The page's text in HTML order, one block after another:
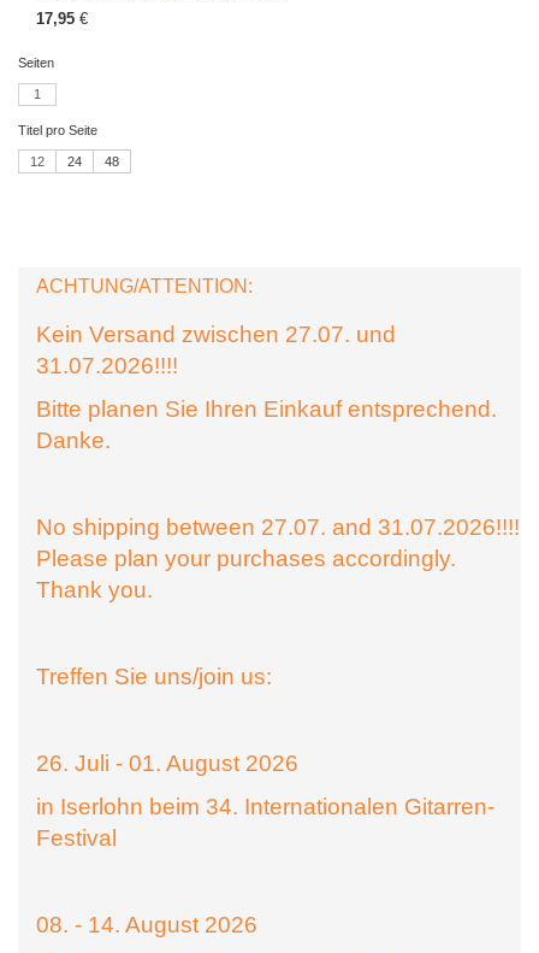
17,95 €
Seiten
1
Titel pro Seite
12 24 48
ACHTUNG/ATTENTION:
Kein Versand zwischen 27.07. und
31.07.2026!!!!
Bitte planen Sie Ihren Einkauf entsprechend.
Danke.
No shipping between 27.07. and 31.07.2026!!!!
Please plan your purchases accordingly.
Thank you.
Treffen Sie uns/join us:
26. Juli - 01. August 2026
in Iserlohn beim 34. Internationalen Gitarren-
Festival
08. - 14. August 2026